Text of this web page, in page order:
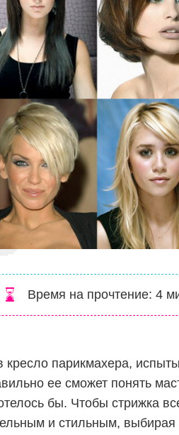
Время на прочтение: 4
парикмахера,
ее сможет понять
бы. Чтобы стрижка
и стильным, выбирая